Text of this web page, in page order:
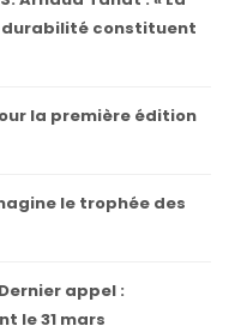
constituent
la première édition
le trophée des
appel :
le 31 mars